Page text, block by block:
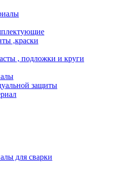
,краски
, подложки и круги
защиты
для сварки